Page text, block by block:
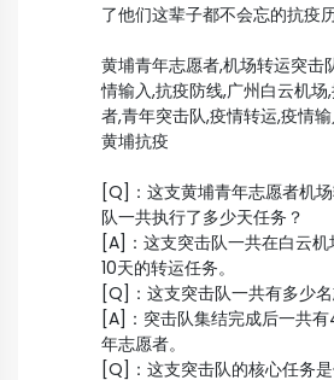
了他们这辈子都不会忘的抗疫历
黄埔青年志愿者,机场转运突击
情输入,抗疫防线,广州白云机场
者,青年突击队,疫情转运,疫情
黄埔抗疫
[Q]：这支黄埔青年志愿者机
队一共执行了多少天任务？
[A]：这支突击队一共在白云机
10天的转运任务。
[Q]：这支突击队一共有多少
[A]：突击队集结完成后一共
年志愿者。
[Q]：这支突击队的核心任务